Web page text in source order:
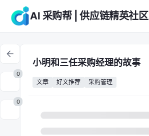
AI 采购帮 | 供应链精英社区
0
0
小明和三任采购经理的故事
文章 好文推荐 采购管理